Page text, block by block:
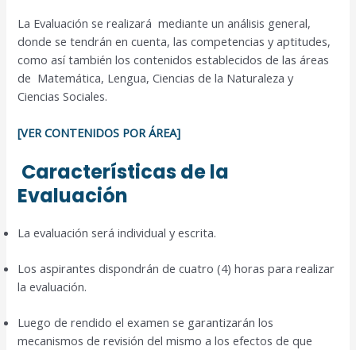
La Evaluación se realizará mediante un análisis general,
donde se tendrán en cuenta, las competencias y aptitudes,
como así también los contenidos establecidos de las áreas
de Matemática, Lengua, Ciencias de la Naturaleza y
Ciencias Sociales.
[VER CONTENIDOS POR ÁREA]
Características de la
Evaluación
La evaluación será individual y escrita.
Los aspirantes dispondrán de cuatro (4) horas para realizar
la evaluación.
Luego de rendido el examen se garantizarán los
mecanismos de revisión del mismo a los efectos de que